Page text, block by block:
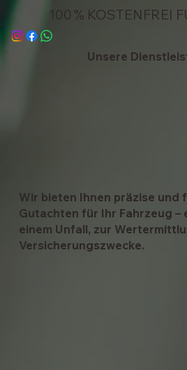
100 % KOSTENFREI
Unsere
Wir bieten Ihnen präzise und
Gutachten für Ihr Fahrzeug –
einem Unfall, zur
Versicherungszwecke.